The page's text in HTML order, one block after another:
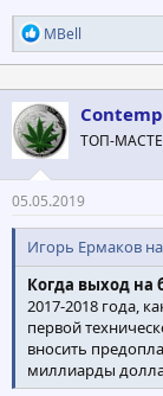
Р
е
а
к
ц
и
и
:
MBell
ТОП-
05.05.2019
Игорь Ермаков
Когда выход на
2017-2018 года,
первой
вносить
миллиарды